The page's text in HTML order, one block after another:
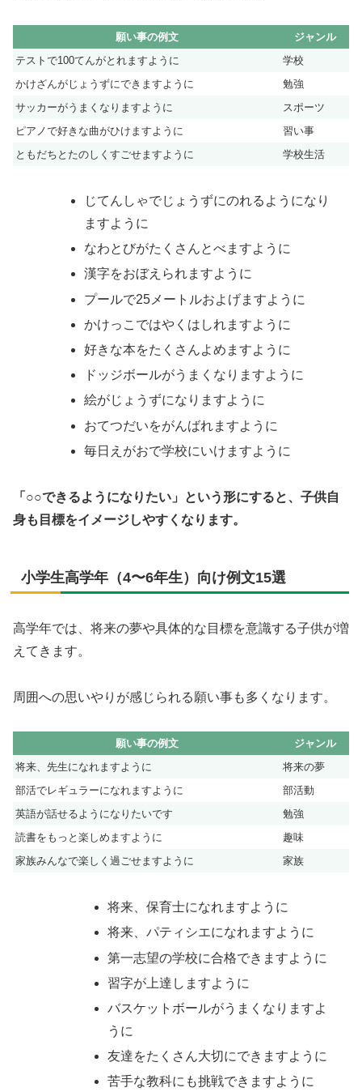
願い事の例文
ジャンル
テストで100てんがとれますように
学校
かけざんがじょうずにできますように
勉強
サッカーがうまくなりますように
スポーツ
ピアノで好きな曲がひけますように
習い事
ともだちとたのしくすごせますように
学校生活
じてんしゃでじょうずにのれるようになり
ますように
なわとびがたくさんとべますように
漢字をおぼえられますように
プールで25メートルおよげますように
かけっこではやくはしれますように
好きな本をたくさんよめますように
ドッジボールがうまくなりますように
絵がじょうずになりますように
おてつだいをがんばれますように
毎日えがおで学校にいけますように
「○○できるようになりたい」という形にすると、子供自
身も目標をイメージしやすくなります。
小学生高学年（4〜6年生）向け例文15選
高学年では、将来の夢や具体的な目標を意識する子供が増
えてきます。
周囲への思いやりが感じられる願い事も多くなります。
願い事の例文
ジャンル
将来、先生になれますように
将来の夢
部活でレギュラーになれますように
部活動
英語が話せるようになりたいです
勉強
読書をもっと楽しめますように
趣味
家族みんなで楽しく過ごせますように
家族
将来、保育士になれますように
将来、パティシエになれますように
第一志望の学校に合格できますように
習字が上達しますように
バスケットボールがうまくなりますよ
うに
友達をたくさん大切にできますように
苦手な教科にも挑戦できますように